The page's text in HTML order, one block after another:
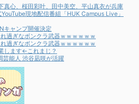
真心、桜田彩叶、田中美空、平山真衣が兵庫
現地配信番組「HUK Campus Live」
キャンプ開催決定
過ぎなボンクラ武器ｗｗｗｗｗｗ
過ぎなボンクラ武器ｗｗｗｗｗｗ
します←これまじ？
芸能人 渋谷凪咲が活躍